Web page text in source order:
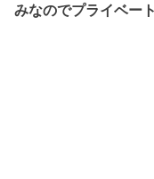
みなのでプライベー